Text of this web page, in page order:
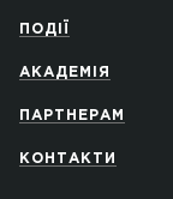
ПОДІЇ
АКАДЕМІЯ
ПАРТНЕРАМ
КОНТАКТИ